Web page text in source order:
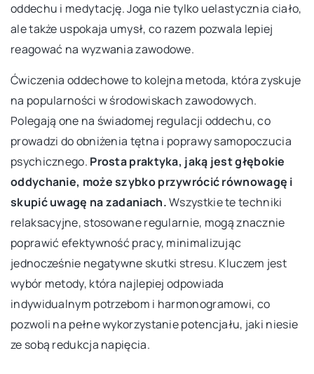
oddechu i medytację. Joga nie tylko uelastycznia ciało,
ale także uspokaja umysł, co razem pozwala lepiej
reagować na wyzwania zawodowe.
Ćwiczenia oddechowe to kolejna metoda, która zyskuje
na popularności w środowiskach zawodowych.
Polegają one na świadomej regulacji oddechu, co
prowadzi do obniżenia tętna i poprawy samopoczucia
psychicznego. Prosta praktyka, jaką jest głębokie
oddychanie, może szybko przywrócić równowagę i
skupić uwagę na zadaniach.Wszystkie te techniki
relaksacyjne, stosowane regularnie, mogą znacznie
poprawić efektywność pracy, minimalizując
jednocześnie negatywne skutki stresu. Kluczem jest
wybór metody, która najlepiej odpowiada
indywidualnym potrzebom i harmonogramowi, co
pozwoli na pełne wykorzystanie potencjału, jaki niesie
ze sobą redukcja napięcia.